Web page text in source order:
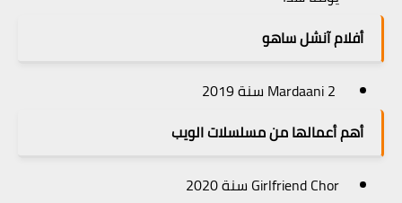
أفلامآنشل ساهو
أهم أعمالها من مسلسلات الويب
Girlfriend Chor سنة 2020